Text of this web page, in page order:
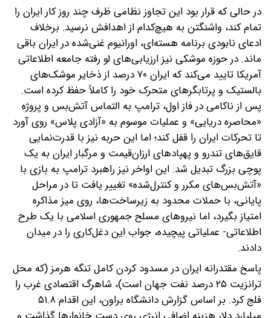
در حالی که قرار بود این تجاوز نظامی ظرف چند روز کار ایران را
تمام کند، واشنگتن به هیچ‌کدام از اهدافش نرسید. برخلاف
ادعای نابودی برنامه هسته‌ای، اورانیوم غنی‌شده در ایران باقی
ماند. در حوزه موشکی نیز ارزیابی‌های لو رفته جامعه اطلاعاتی
آمریکا تایید می‌کند که ایران ۷۰ درصد از ذخایر موشک‌های
بالستیک و پرتابگرهای متحرک خود را کاملاً حفظ کرده است.
پس از ناکامی در فاز اول، ترامپ به التماس آتش‌بس و پروژه
«محاصره دریایی» و عملیات موسوم به «آزادی پلاس» روی آورد
تا تحرکات ایران را قفل کند؛ اما این حربه نیز با قدرت‌نمایی
قایق‌های تندرو و پهپادهای ارزان‌قیمت و مرگبار ایران به یک
پوچی بزرگ تبدیل شد. این اواخر نیز راهبرد ترامپ به بازی با
«آتش‌بس‌های مکرر و کنترل‌شده» تغییر یافت تا در مراحل
پایانی، با حملات محدود به زیرساخت‌ها، روی میز مذاکره
امتیاز بگیرد، اما نیروهای مسلح جمهوری اسلامی با یک طرح
اطلاعاتی- عملیاتی پیچیده، جواب این دغل‌کاری را در میدان
دادند.
پاسخ مقتدرانه ایران در مسدود کردن کامل تنگه هرمز (که محل
ترانزیت ۲۵ درصد نفت جهان است)، شاهرگ اقتصادی غرب را
فلج کرد. بر اساس گزارش دانشگاه براون، این اقدام ۵۱.۸